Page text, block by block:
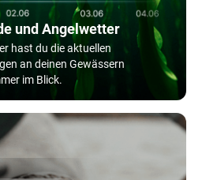
und Angelwetter
hast du die aktuellen
an deinen Gewässern
im Blick.